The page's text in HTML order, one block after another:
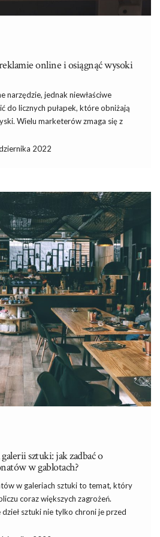
online i osiągnąć wysoki
narzędzie, jednak niewłaściwe
do licznych pułapek, które obniżają
Wielu marketerów zmaga się z
Kluczem do sukcesu jest nie tylko
2022
sztuki: jak zadbać o
w gablotach?
w galeriach sztuki to temat, który
coraz większych zagrożeń.
dzieł sztuki nie tylko chroni je przed